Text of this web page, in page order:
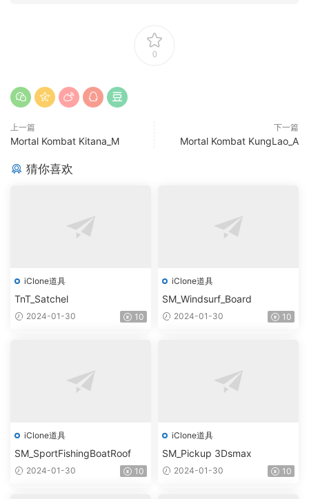
0
上一篇
Mortal Kombat Kitana_M
下一篇
Mortal Kombat KungLao_A
猜你喜欢
iClone道具
TnT_Satchel
2024-01-30 10
iClone道具
SM_Windsurf_Board
2024-01-30 10
iClone道具
SM_SportFishingBoatRoof
2024-01-30 10
iClone道具
SM_Pickup 3Dsmax
2024-01-30 10